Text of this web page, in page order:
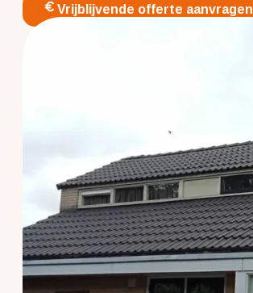
Vrijblijvende offerte aanvragen